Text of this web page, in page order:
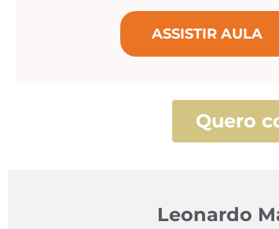
ASSISTIR AULA
Quero
Leonardo